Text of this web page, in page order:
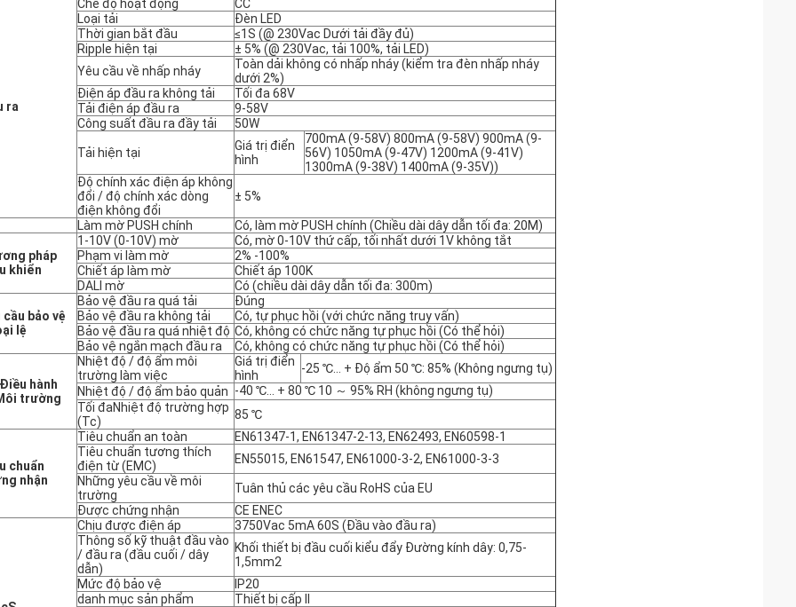
ra
Chế độ hoạt động
CC
Loại tải
Đèn LED
Thời gian bắt đầu
≤1S (@ 230Vac Dưới tải đầy đủ)
Ripple hiện tại
± 5% (@ 230Vac, tải 100%, tải LED)
Yêu cầu về nhấp nháy
Toàn dải không có nhấp nháy (kiểm tra đèn nhấp nháy
dưới 2%)
Điện áp đầu ra không tải
Tối đa 68V
Tải điện áp đầu ra
9-58V
Công suất đầu ra đầy tải
50W
Tải hiện tại
Giá trị điển
hình
700mA (9-58V) 800mA (9-58V) 900mA (9-
56V) 1050mA (9-47V) 1200mA (9-41V)
1300mA (9-38V) 1400mA (9-35V))
Độ chính xác điện áp không
đổi / độ chính xác dòng
điện không đổi
± 5%
Làm mờ PUSH chính Có, làm mờ PUSH chính (Chiều dài dây dẫn tối đa: 20M)
pháp
khiển
1-10V (0-10V) mờ
Có, mờ 0-10V thứ cấp, tối nhất dưới 1V không tắt
Phạm vi làm mờ
2% -100%
Chiết áp làm mờ
Chiết áp 100K
DALI mờ
Có (chiều dài dây dẫn tối đa: 300m)
cầu bảo vệ
lệ
Bảo vệ đầu ra quá tải
Đúng
Bảo vệ đầu ra không tải
Có, tự phục hồi (với chức năng truy vấn)
Bảo vệ đầu ra quá nhiệt độ Có, không có chức năng tự phục hồi (Có thể hỏi)
Bảo vệ ngắn mạch đầu ra
Có, không có chức năng tự phục hồi (Có thể hỏi)
Điều hành
trường
Nhiệt độ / độ ẩm môi
trường làm việc
Giá trị điển
hình
-25 ℃… + Độ ẩm 50 ℃: 85% (Không ngưng tụ)
Nhiệt độ / độ ẩm bảo quản -40 ℃… + 80 ℃ 10 ～ 95% RH (không ngưng tụ)
Tối đaNhiệt độ trường hợp
(Tc)
85 ℃
chuẩn
nhận
Tiêu chuẩn an toàn
EN61347-1, EN61347-2-13, EN62493, EN60598-1
Tiêu chuẩn tương thích
điện từ (EMC)
EN55015, EN61547, EN61000-3-2, EN61000-3-3
Những yêu cầu về môi
trường
Tuân thủ các yêu cầu RoHS của EU
Được chứng nhận
CE ENEC
Chịu được điện áp
3750Vac 5mA 60S (Đầu vào đầu ra)
Thông số kỹ thuật đầu vào
/ đầu ra (đầu cuối / dây
dẫn)
Khối thiết bị đầu cuối kiểu đẩy Đường kính dây: 0,75-
1,5mm2
Mức độ bảo vệ
IP20
danh mục sản phẩm
Thiết bị cấp II